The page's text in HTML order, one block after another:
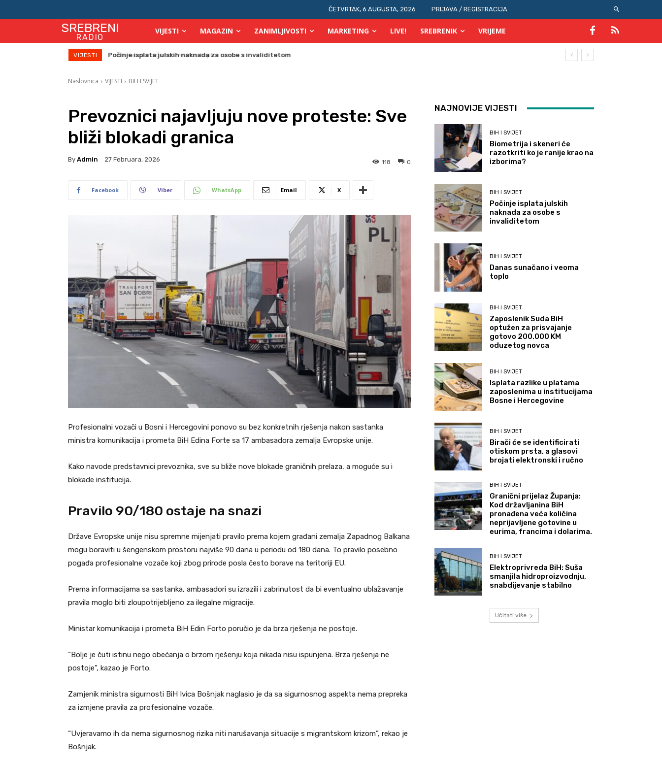
ČETVRTAK, 6 AUGUSTA, 2026 PRIJAVA / REGISTRACIJA
SREBRENI
RADIO
VIJESTI MAGAZIN ZANIMLJIVOSTI MARKETING LIVE! SREBRENIK VRIJEME
VIJESTI Danas sunačano i veoma toplo
Naslovnica VIJESTI BIH I SVIJET
Prevoznici najavljuju nove proteste: Sve
bliži blokadi granica
By Admin 27 Februara, 2026 0
118
Facebook Viber WhatsApp Email X
Profesionalni vozači u Bosni i Hercegovini ponovo su bez konkretnih rješenja nakon sastanka
ministra komunikacija i prometa BiH Edina Forte sa 17 ambasadora zemalja Evropske unije.
Kako navode predstavnici prevoznika, sve su bliže nove blokade graničnih prelaza, a moguće su i
blokade institucija.
Pravilo 90/180 ostaje na snazi
Države Evropske unije nisu spremne mijenjati pravilo prema kojem građani zemalja Zapadnog Balkana
mogu boraviti u šengenskom prostoru najviše 90 dana u periodu od 180 dana. To pravilo posebno
pogađa profesionalne vozače koji zbog prirode posla često borave na teritoriji EU.
Prema informacijama sa sastanka, ambasadori su izrazili i zabrinutost da bi eventualno ublažavanje
pravila moglo biti zloupotrijebljeno za ilegalne migracije.
Ministar komunikacija i prometa BiH Edin Forto poručio je da brza rješenja ne postoje.
“Bolje je čuti istinu nego obećanja o brzom rješenju koja nikada nisu ispunjena. Brza rješenja ne
postoje”, kazao je Forto.
Zamjenik ministra sigurnosti BiH Ivica Bošnjak naglasio je da sa sigurnosnog aspekta nema prepreka
za izmjene pravila za profesionalne vozače.
“Uvjeravamo ih da nema sigurnosnog rizika niti narušavanja situacije s migrantskom krizom”, rekao je
Bošnjak.
NAJNOVIJE VIJESTI
BIH I SVIJET
Biometrija i skeneri će
razotkriti ko je ranije krao na
izborima?
BIH I SVIJET
Počinje isplata julskih
naknada za osobe s
invaliditetom
BIH I SVIJET
Danas sunačano i veoma
toplo
BIH I SVIJET
Zaposlenik Suda BiH
optužen za prisvajanje
gotovo 200.000 KM
oduzetog novca
BIH I SVIJET
Isplata razlike u platama
zaposlenima u institucijama
Bosne i Hercegovine
BIH I SVIJET
Birači će se identificirati
otiskom prsta, a glasovi
brojati elektronski i ručno
BIH I SVIJET
Granični prijelaz Županja:
Kod državljanina BiH
pronađena veća količina
neprijavljene gotovine u
eurima, francima i dolarima.
BIH I SVIJET
Elektroprivreda BiH: Suša
smanjila hidroproizvodnju,
snabdijevanje stabilno
Učitati više